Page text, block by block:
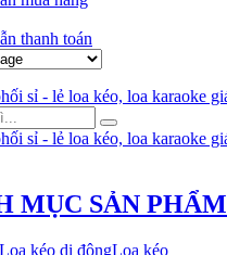
thanh toán
MỤC SẢN PHẨM
Loa kéo